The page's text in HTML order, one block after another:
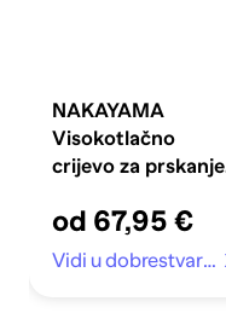
NAKAYAMA
Visokotlačno
crijevo za prskanje
50 m
od 67,95 €
Vidi u dobrestvari.hr